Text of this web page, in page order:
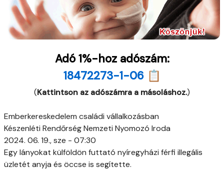
Adó 1%-hoz adószám:
18472273-1-06 📋
(Kattintson az adószámra a másoláshoz.)
Emberkereskedelem családi vállalkozásban
Készenléti Rendőrség Nemzeti Nyomozó Iroda
2024. 06. 19., sze - 07:30
Egy lányokat külföldön futtató nyíregyházi férfi illegális
üzletét anyja és öccse is segítette.